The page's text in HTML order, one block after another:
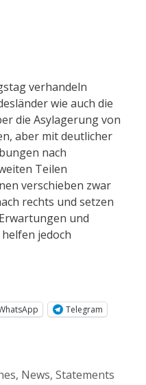
verhandeln
wie auch die
die Asylagerung von
aber mit deutlicher
nach
Teilen
verschieben zwar
rechts und setzen
und
jedoch
Telegram
, News, Statements